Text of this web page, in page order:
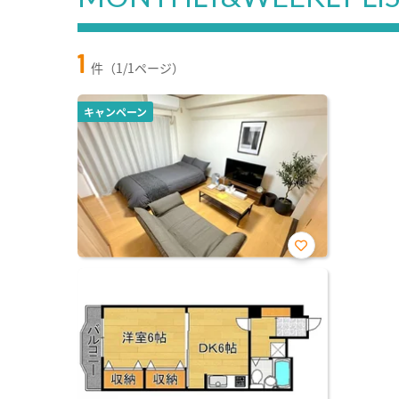
1 件（1/1ページ）
キャンペーン
お気
録